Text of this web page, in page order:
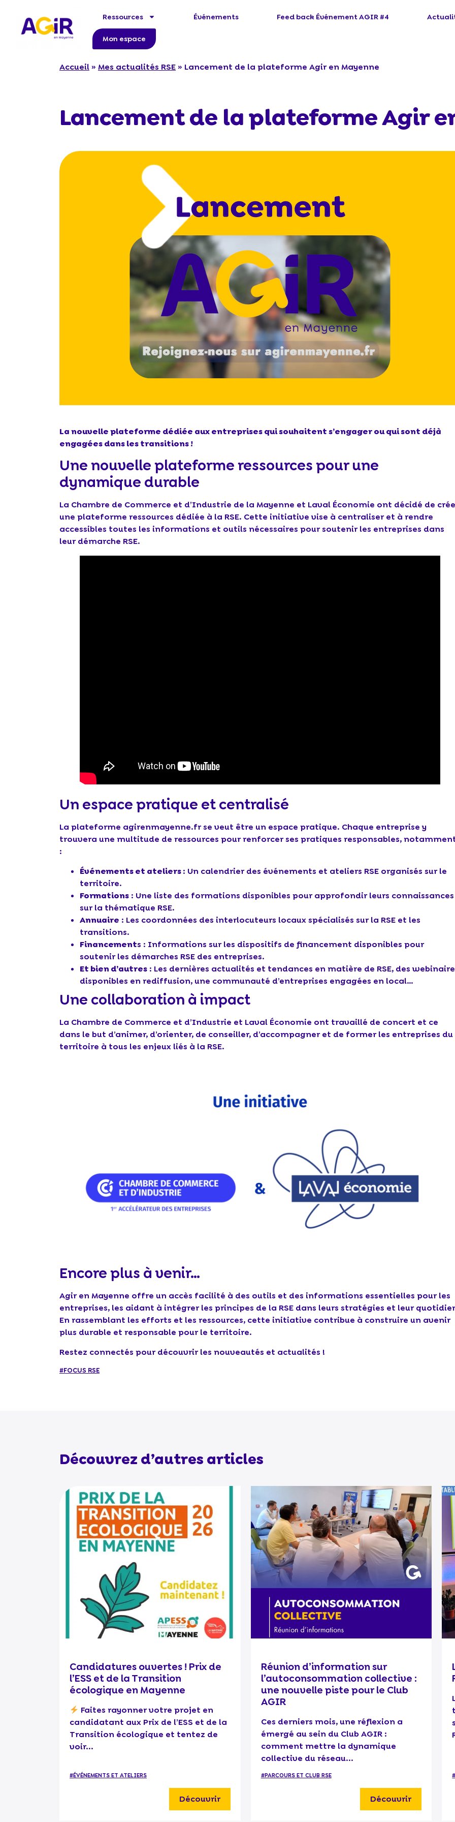
Ressources Événements Feed back Événement AGIR #4
Mon espace
Accueil » Mes actualités RSE » Lancement de la plateforme Agir en Mayenne
Lancement de la plateforme Agir
La nouvelle plateforme dédiée aux entreprises qui souhaitent s’engager ou qui sont déjà
engagées dans les transitions !
Une nouvelle plateforme ressources pour une
dynamique durable
La Chambre de Commerce et d’Industrie de la Mayenne et Laval Économie ont décidé de
une plateforme ressources dédiée à la RSE. Cette initiative vise à centraliser et à rendre
accessibles toutes les informations et outils nécessaires pour soutenir les entreprises dans
leur démarche RSE.
Un espace pratique et centralisé
La plateforme agirenmayenne.fr se veut être un espace pratique. Chaque entreprise y
trouvera une multitude de ressources pour renforcer ses pratiques responsables,
:
Événements et ateliers: Un calendrier des événements et ateliers RSE organisés sur le
territoire.
Formations : Une liste des formations disponibles pour approfondir leurs connaissances
sur la thématique RSE.
Annuaire : Les coordonnées des interlocuteurs locaux spécialisés sur la RSE et les
transitions.
Financements : Informations sur les dispositifs de financement disponibles pour
soutenir les démarches RSE des entreprises.
Et bien d’autres : Les dernières actualités et tendances en matière de RSE, des
disponibles en rediffusion, une communauté d’entreprises engagées en local…
Une collaboration à impact
La Chambre de Commerce et d’Industrie et Laval Économie ont travaillé de concert et ce
dans le but d’animer, d’orienter, de conseiller, d’accompagner et de former les entreprises du
territoire à tous les enjeux liés à la RSE.
Encore plus à venir…
Agir en Mayenne offre un accès facilité à des outils et des informations essentielles pour les
entreprises, les aidant à intégrer les principes de la RSE dans leurs stratégies et leur
En rassemblant les efforts et les ressources, cette initiative contribue à construire un avenir
plus durable et responsable pour le territoire.
Restez connectés pour découvrir les nouveautés et actualités !
#FOCUS RSE
Découvrez d’autres articles
Candidatures ouvertes ! Prix de
l’ESS et de la Transition
écologique en Mayenne
Faites rayonner votre projet en
candidatant aux Prix de l’ESS et de la
Transition écologique et tentez de
voir...
#ÉVÉNEMENTS ET ATELIERS
Découvrir
Réunion d’information sur
l’autoconsommation collective :
une nouvelle piste pour le Club
AGIR
Ces derniers mois, une réflexion a
émergé au sein du Club AGIR :
comment mettre la dynamique
collective du réseau...
#PARCOURS ET CLUB RSE
Découvrir